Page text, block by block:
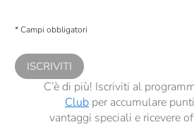
Fontanafredda
Francesco Marra
Franz Haas
Frecciarossa
comunicazioni commerciali personalizzate, in
* Campi obbligatori
ISCRIVITI
C’è di più! Iscriviti al
Clubper accumulare
vantaggi speciali e ricevere